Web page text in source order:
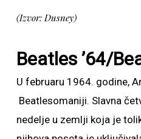
(Izvor: Dusney)
Beatles ’64/
U februaru 1964. godine,
Beatlesomaniji. Slavna
nedelje u zemlji koja je